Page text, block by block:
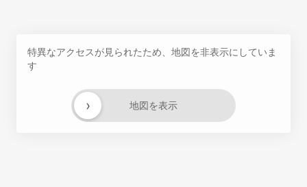
特異なアクセスが見られたため、地図を非表示にしていま
す
地図を表示
›